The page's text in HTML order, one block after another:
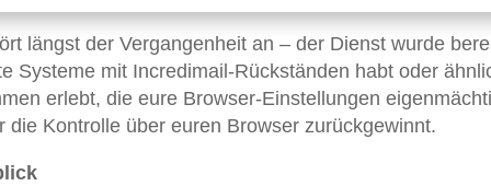
längst der Vergangenheit an – der Dienst wurde
Systeme mit Incredimail-Rückständen habt oder
erlebt, die eure Browser-Einstellungen
Kontrolle über euren Browser zurückgewinnt.